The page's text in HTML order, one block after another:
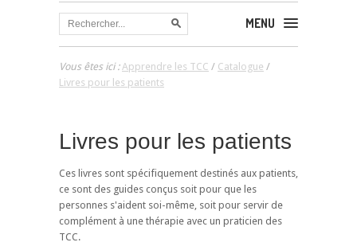
MENU
Vous êtes ici :Apprendre les TCC / Catalogue /
Livres pour les patients
Livres pour les patients
Ces livres sont spécifiquement destinés aux patients,
ce sont des guides conçus soit pour que les
personnes s'aident soi-même, soit pour servir de
complément à une thérapie avec un praticien des
TCC.